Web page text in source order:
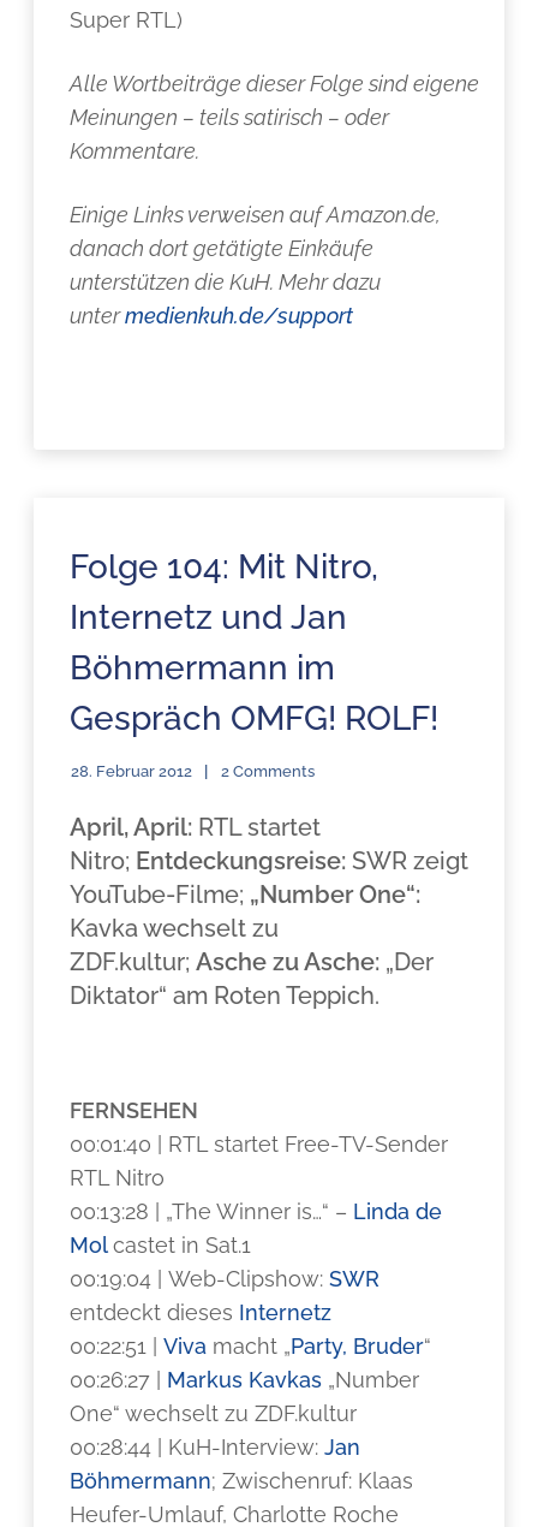
Super RTL)
Alle Wortbeiträge dieser Folge sind eigene
Meinungen – teils satirisch – oder
Kommentare.
Einige Links verweisen auf Amazon.de,
danach dort getätigte Einkäufe
unterstützen die KuH. Mehr dazu
untermedienkuh.de/support
Folge 104: Mit Nitro,
Internetz und Jan
Böhmermann im
Gespräch OMFG! ROLF!
28. Februar 2012 2 Comments
April, April: RTL startet
Nitro; Entdeckungsreise:SWR zeigt
YouTube-Filme; „Number One“:
Kavka wechselt zu
ZDF.kultur;Asche zu Asche: „Der
Diktator“ am Roten Teppich.
FERNSEHEN
00:01:40 | RTL startet Free-TV-Sender
RTL Nitro
00:13:28 | „The Winner is…“ – Linda de
Molcastet in Sat.1
00:19:04 | Web-Clipshow:SWR
entdeckt dieses Internetz
00:22:51 |Viva macht „Party, Bruder“
00:26:27 | Markus Kavkas „Number
One“ wechselt zu ZDF.kultur
00:28:44 | KuH-Interview:Jan
Böhmermann; Zwischenruf: Klaas
Heufer-Umlauf, Charlotte Roche